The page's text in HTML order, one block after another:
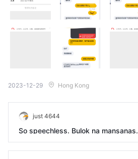
2023-12-29 Hong Kong
just 4644
So speechless. Bulok na mansanas.